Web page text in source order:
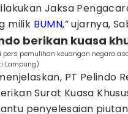
Jaksa
milik BUMN,” ujarnya,
berikan kuasa
pers pemulihan keuangan negara
Lampung)
PT Pelindo
Surat Kuasa
penyelesaian